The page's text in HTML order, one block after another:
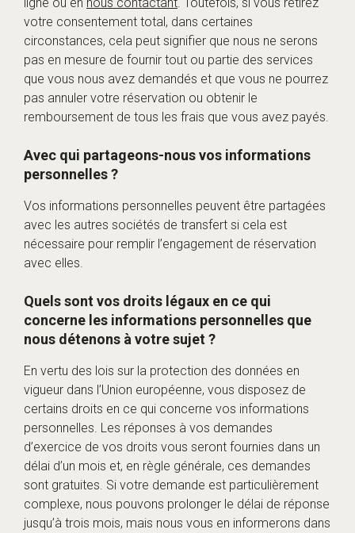
votre consentement total, dans certaines
circonstances, cela peut signifier que nous ne serons
pas en mesure de fournir tout ou partie des services
que vous nous avez demandés et que vous ne pourrez
pas annuler votre réservation ou obtenir le
remboursement de tous les frais que vous avez payés.
Avec qui partageons-nous vos informations
personnelles ?
Vos informations personnelles peuvent être partagées
avec les autres sociétés de transfert si cela est
nécessaire pour remplir l’engagement de réservation
avec elles.
Quels sont vos droits légaux en ce qui
concerne les informations personnelles que
nous détenons à votre sujet ?
En vertu des lois sur la protection des données en
vigueur dans l’Union européenne, vous disposez de
certains droits en ce qui concerne vos informations
personnelles. Les réponses à vos demandes
d’exercice de vos droits vous seront fournies dans un
délai d’un mois et, en règle générale, ces demandes
sont gratuites. Si votre demande est particulièrement
complexe, nous pouvons prolonger le délai de réponse
jusqu’à trois mois, mais nous vous en informerons dans